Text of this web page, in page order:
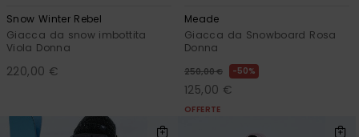
Snow Winter Rebel
Giacca da snow imbottita
Viola Donna
220,00 €
Meade
Giacca da Snowboard Rosa
Donna
250,00 € 50%
125,00 €
OFFERTE